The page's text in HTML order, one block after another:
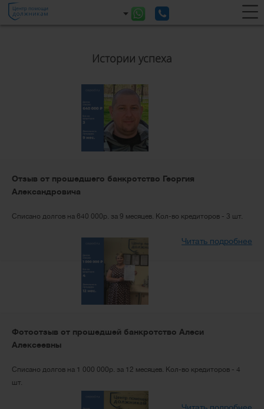
Истории успеха
Отзыв от прошедшего банкротство Георгия
Александровича
Списано долгов на 640 000р. за 9 месяцев. Кол-во кредиторов - 3 шт.
Читать подробнее
Фотоотзыв от прошедшей банкротство Алеси
Алексеевны
Списано долгов на 1 000 000р. за 12 месяцев. Кол-во кредиторов - 4
шт.